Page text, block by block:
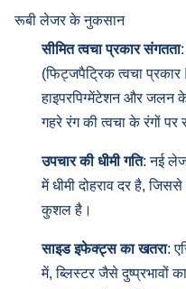
रूबी लेजर के नुकसान
सीमित त्वचा प्रकार संगतता
(फिट्जपैट्रिक त्वचा
हाइपरपिग्मेंटेशन और जलन
गहरे रंग की त्वचा के रंगों पर
उपचार की धीमी गति: नई
में धीमी दोहराव दर है,
कुशल है।
साइड इफेक्ट्स का खतरा:
में, ब्लिस्टर जैसे दुष्प्रभावों